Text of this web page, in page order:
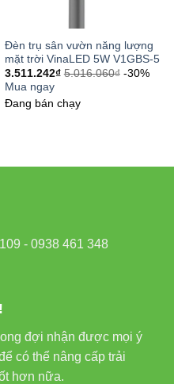
Đèn trụ sân vườn năng lượng
mặt trời VinaLED 5W V1GBS-5
3.511.242₫ 5.016.060₫ -30%
Mua ngay
Đang bán chạy
đợi nhận được mọi ý
có thể nâng cấp trải
hơn nữa.
- 0938 461 348